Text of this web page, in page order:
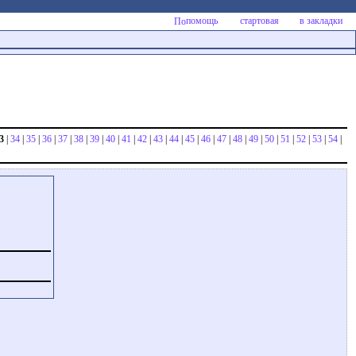
помощь стартовая
в закладки
| 34 | 35 | 36 | 37 | 38 | 39 | 40 | 41 | 42 | 43 | 44 | 45 | 46 | 47 | 48 | 49 | 50 | 51 | 52 | 53 | 54 |